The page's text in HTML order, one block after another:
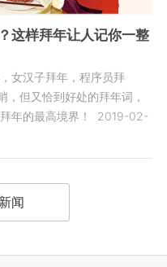
这样拜年让人记你一整
女汉子拜年，程序员拜
但又恰到好处的拜年词，
年的最高境界！
2019-02-
闻